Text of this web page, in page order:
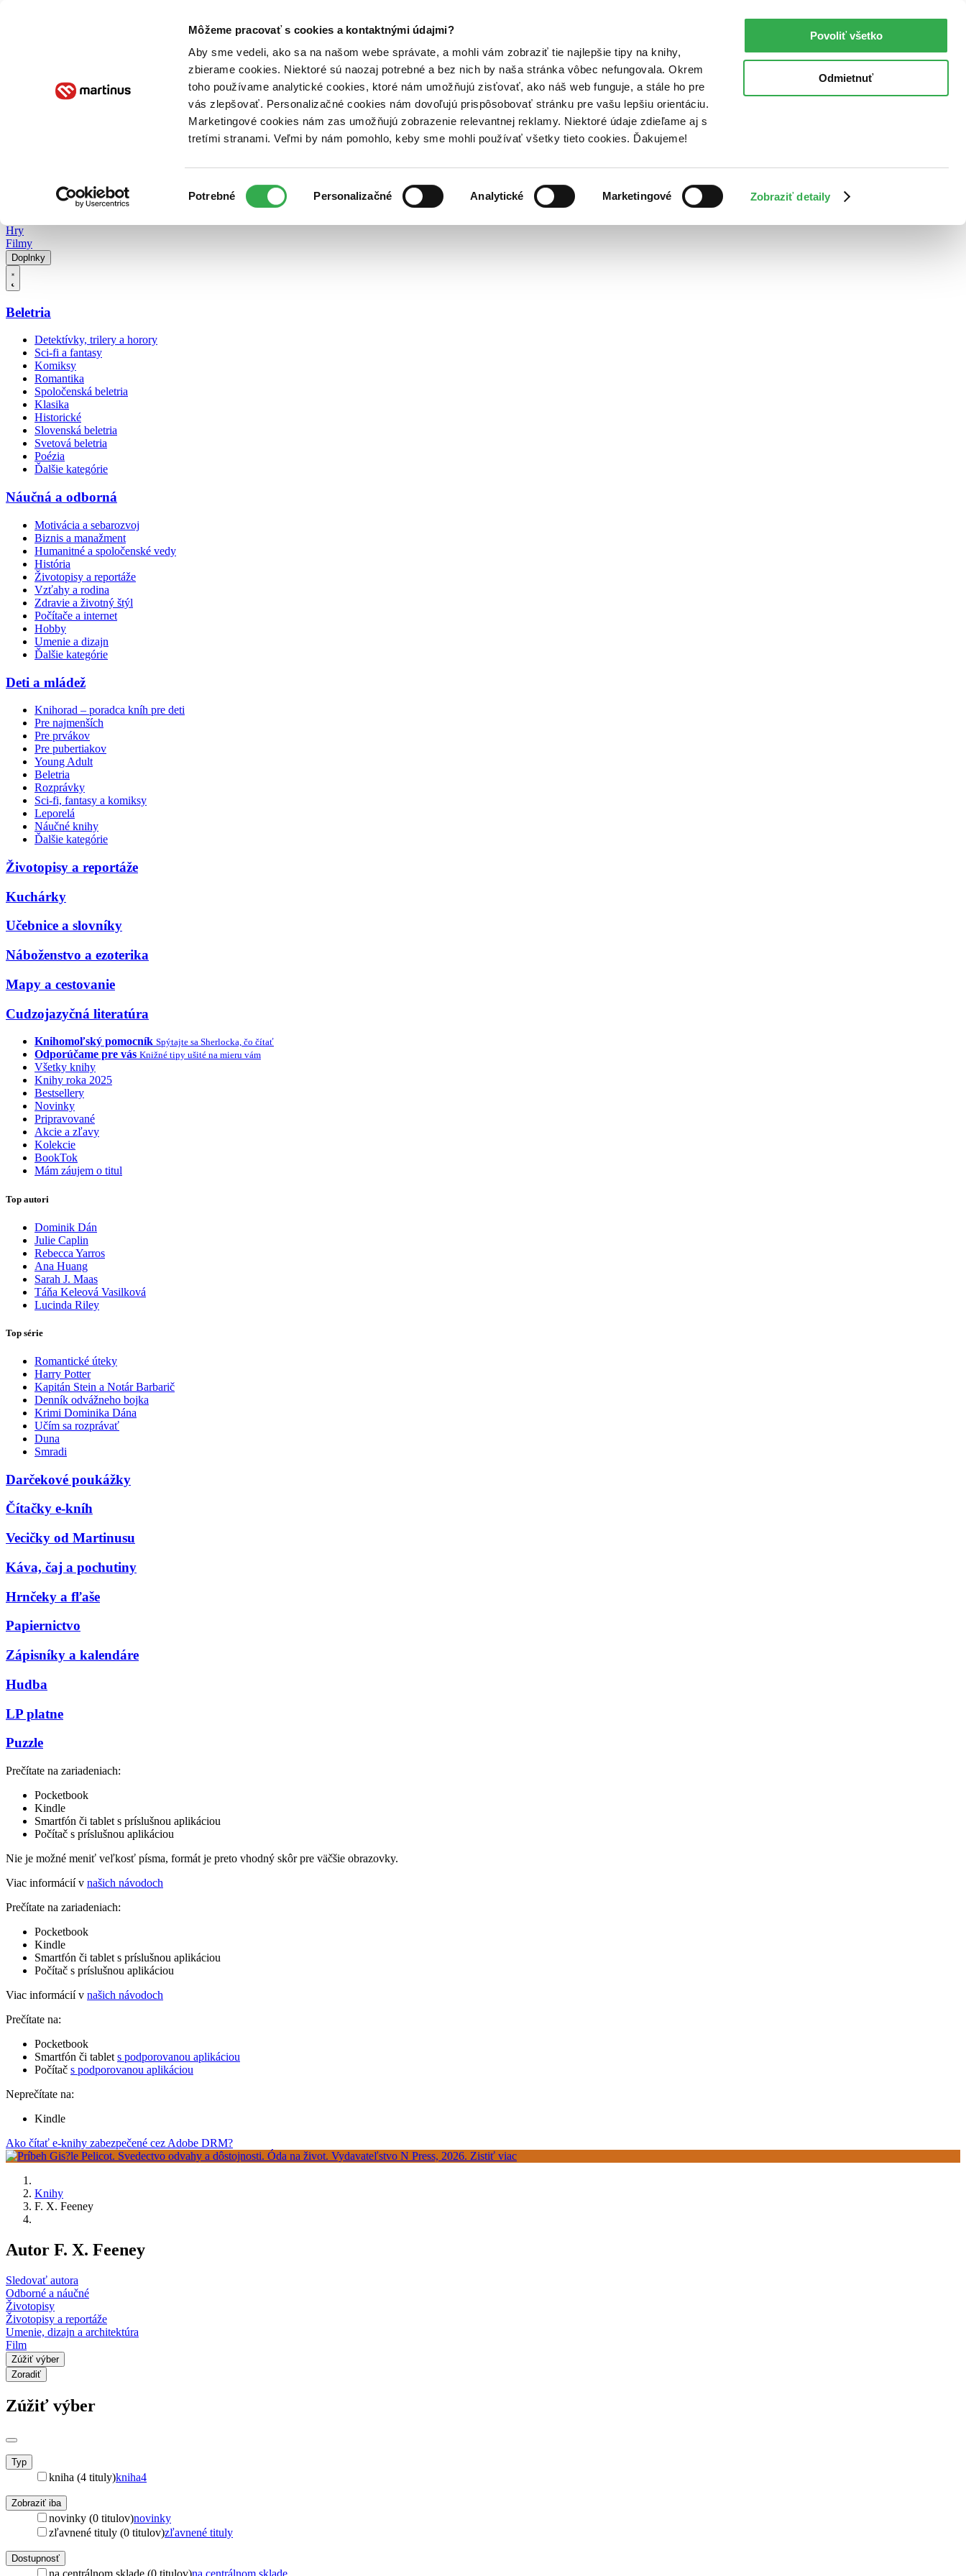
Môžeme pracovať s cookies a kontaktnými údajmi?
Aby sme vedeli, ako sa na našom webe správate, a mohli vám zobraziť tie najlepšie tipy na knihy,
zbierame cookies. Niektoré sú naozaj potrebné a bez nich by naša stránka vôbec nefungovala. Okrem
toho používame analytické cookies, ktoré nám umožňujú zisťovať, ako náš web funguje, a stále ho pre
vás zlepšovať. Personalizačné cookies nám dovoľujú prispôsobovať stránku pre vašu lepšiu orientáciu.
Marketingové cookies nám zas umožňujú zobrazenie relevantnej reklamy. Niektoré údaje zdieľame aj s
tretími stranami. Veľmi by nám pomohlo, keby sme mohli používať všetky tieto cookies. Ďakujeme!
súhlasu
Potrebné Personalizačné Analytické Marketingové Zobraziť detaily
Povoliť všetko
Odmietnuť
Poukážky Kontakt
Hry
Filmy
Doplnky
Beletria
Detektívky, trilery a horory
Sci-fi a fantasy
Komiksy
Romantika
Spoločenská beletria
Klasika
Historické
Slovenská beletria
Svetová beletria
Poézia
Ďalšie kategórie
Náučná a odborná
Motivácia a sebarozvoj
Biznis a manažment
Humanitné a spoločenské vedy
História
Životopisy a reportáže
Vzťahy a rodina
Zdravie a životný štýl
Počítače a internet
Hobby
Umenie a dizajn
Ďalšie kategórie
Deti a mládež
Knihorad – poradca kníh pre deti
Pre najmenších
Pre prvákov
Pre pubertiakov
Young Adult
Beletria
Rozprávky
Sci-fi, fantasy a komiksy
Leporelá
Náučné knihy
Ďalšie kategórie
Životopisy a reportáže
Kuchárky
Učebnice a slovníky
Náboženstvo a ezoterika
Mapy a cestovanie
Cudzojazyčná literatúra
Knihomoľský pomocník Spýtajte sa Sherlocka, čo čítať
Odporúčame pre vás Knižné tipy ušité na mieru vám
Všetky knihy
Knihy roka 2025
Bestsellery
Novinky
Pripravované
Akcie a zľavy
Kolekcie
BookTok
Mám záujem o titul
Top autori
Dominik Dán
Julie Caplin
Rebecca Yarros
Ana Huang
Sarah J. Maas
Táňa Keleová Vasilková
Lucinda Riley
Top série
Romantické úteky
Harry Potter
Kapitán Stein a Notár Barbarič
Denník odvážneho bojka
Krimi Dominika Dána
Učím sa rozprávať
Duna
Smradi
Darčekové poukážky
Čítačky e-kníh
Vecičky od Martinusu
Káva, čaj a pochutiny
Hrnčeky a fľaše
Papiernictvo
Zápisníky a kalendáre
Hudba
LP platne
Puzzle
Prečítate na zariadeniach:
Pocketbook
Kindle
Smartfón či tablet s príslušnou aplikáciou
Počítač s príslušnou aplikáciou
Nie je možné meniť veľkosť písma, formát je preto vhodný skôr pre väčšie obrazovky.
Viac informácií v našich návodoch
Prečítate na zariadeniach:
Pocketbook
Kindle
Smartfón či tablet s príslušnou aplikáciou
Počítač s príslušnou aplikáciou
Viac informácií v našich návodoch
Prečítate na:
Pocketbook
Smartfón či tablet s podporovanou aplikáciou
Počítač s podporovanou aplikáciou
Neprečítate na:
Kindle
Ako čítať e-knihy zabezpečené cez Adobe DRM?
Knihy
F. X. Feeney
Autor F. X. Feeney
Sledovať autora
Odborné a náučné
Životopisy
Životopisy a reportáže
Umenie, dizajn a architektúra
Film
Zúžiť výber
Zoradiť
Zúžiť výber
Typ
kniha (4 tituly)kniha4
Zobraziť iba
novinky (0 titulov)novinky
zľavnené tituly (0 titulov)zľavnené tituly
Dostupnosť
na centrálnom sklade (0 titulov)na centrálnom sklade